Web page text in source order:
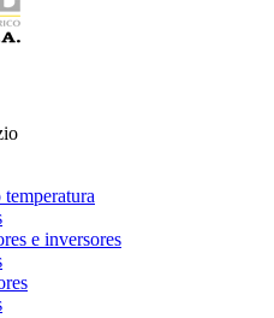
temperatura
e inversores